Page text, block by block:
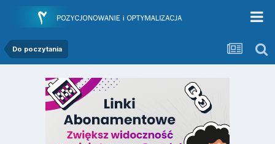
Do poczytania